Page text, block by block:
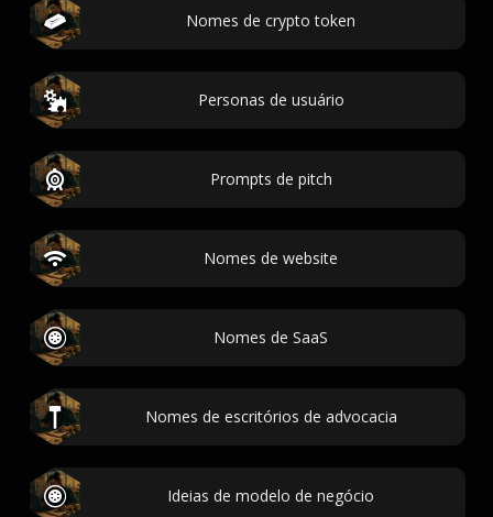
Nomes de crypto token
Personas de usuário
Prompts de pitch
Nomes de website
Nomes de SaaS
Nomes de escritórios de advocacia
Ideias de modelo de negócio